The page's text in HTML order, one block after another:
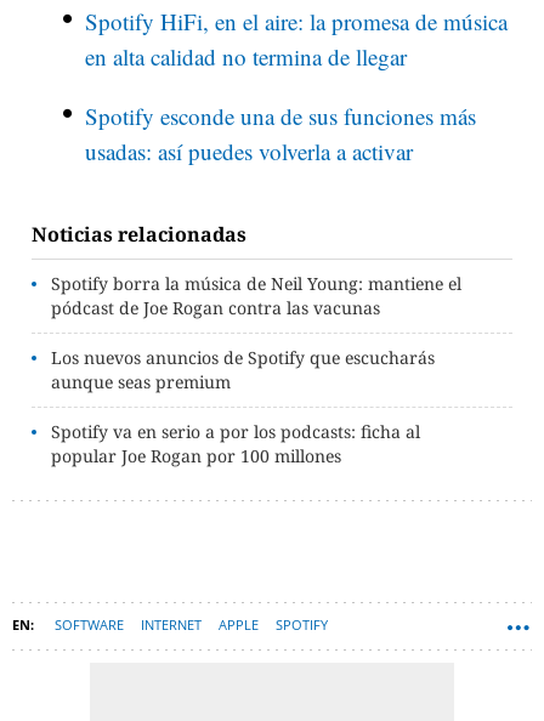
Spotify HiFi, en el aire: la promesa de música
en alta calidad no termina de llegar
Spotify esconde una de sus funciones más
usadas: así puedes volverla a activar
Noticias relacionadas
Spotify borra la música de Neil Young: mantiene el
pódcast de Joe Rogan contra las vacunas
Los nuevos anuncios de Spotify que escucharás
aunque seas premium
Spotify va en serio a por los podcasts: ficha al
popular Joe Rogan por 100 millones
SOFTWARE INTERNET APPLE SPOTIFY